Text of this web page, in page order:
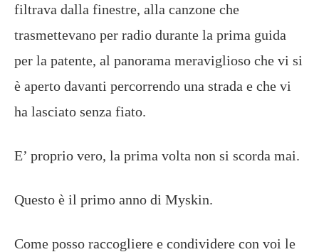
filtrava dalla finestre, alla canzone che
trasmettevano per radio durante la prima guida
per la patente, al panorama meraviglioso che vi si
è aperto davanti percorrendo una strada e che vi
ha lasciato senza fiato.
E’ proprio vero, la prima volta non si scorda mai.
Questo è il primo anno di Myskin.
Come posso raccogliere e condividere con voi le